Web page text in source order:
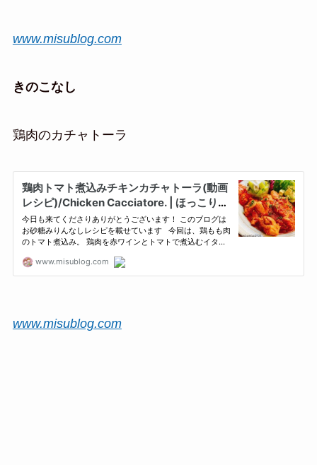
www.misublog.com
きのこなし
鶏肉のカチャトーラ
www.misublog.com